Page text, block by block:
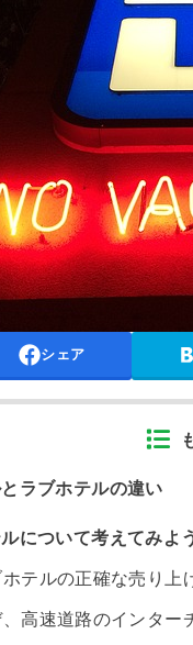
シェア
ラブホテルの違い
について考えてみよ
ホテルの正確な売り上
、高速道路のインター